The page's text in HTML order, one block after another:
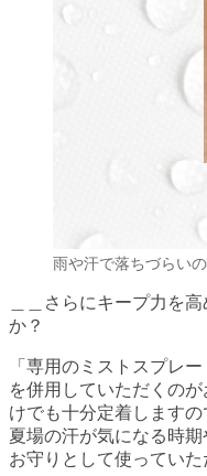
雨や汗で落ちづらい
＿＿さらにキープ力を
か？
「専用のミストスプレ
を併用していただくの
けでも十分定着しますの
夏場の汗が気になる時
お守りとして使っていた